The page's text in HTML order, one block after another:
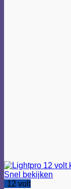
Snel bekijken
12 volt